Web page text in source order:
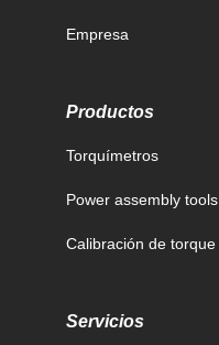
Empresa
Productos
Torquímetros
Power assembly tools
Calibración de torque
Servicios